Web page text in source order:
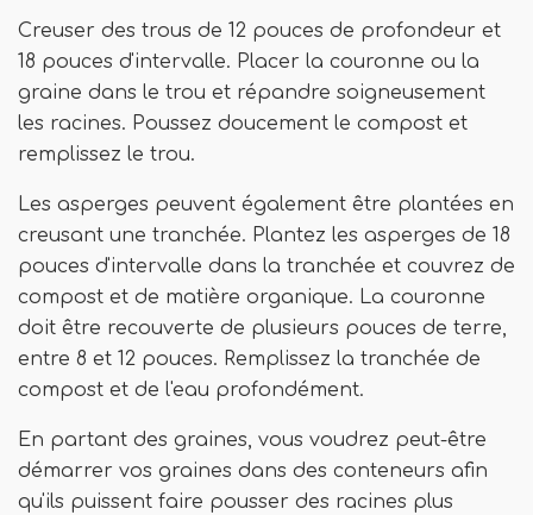
Creuser des trous de 12 pouces de profondeur et
18 pouces d'intervalle. Placer la couronne ou la
graine dans le trou et répandre soigneusement
les racines. Poussez doucement le compost et
remplissez le trou.
Les asperges peuvent également être plantées en
creusant une tranchée. Plantez les asperges de 18
pouces d'intervalle dans la tranchée et couvrez de
compost et de matière organique. La couronne
doit être recouverte de plusieurs pouces de terre,
entre 8 et 12 pouces. Remplissez la tranchée de
compost et de l'eau profondément.
En partant des graines, vous voudrez peut-être
démarrer vos graines dans des conteneurs afin
qu'ils puissent faire pousser des racines plus